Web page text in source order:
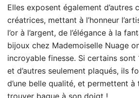
Elles exposent également d’autres
créatrices, mettant à l’honneur
l’or à l’argent, de l’élégance à la
bijoux chez Mademoiselle Nuage
incroyable finesse. Si certains sont
et d’autres seulement plaqués, ils
d’une belle qualité, et permettent
trouver bague à son doigt !